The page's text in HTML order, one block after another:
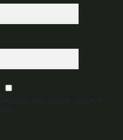
için adım, e-posta adresim ve